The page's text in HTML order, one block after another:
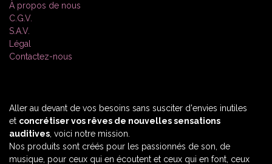
À propos de nous
C.G.V.
S.A.V.
Légal
Contactez-nous
Aller au devant de vos besoins sans susciter d'envies inutiles
et concrétiser vos rêves de nouvelles sensations
auditives, voici notre mission.
Nos produits sont créés pour les passionnés de son, de
musique, pour ceux qui en écoutent et ceux qui en font, ceux